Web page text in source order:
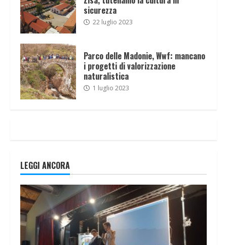
sicurezza
22 luglio 2023
Parco delle Madonie, Wwf: mancano
i progetti di valorizzazione
naturalistica
1 luglio 2023
LEGGI ANCORA